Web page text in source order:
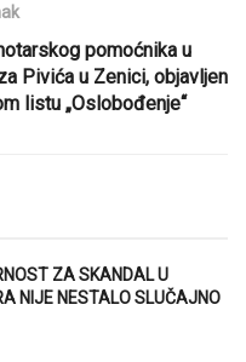
pomoćnika u
Pivića u Zenici, objavljen
listu „Oslobođenje“
ZA SKANDAL U
NIJE NESTALO SLUČAJNO